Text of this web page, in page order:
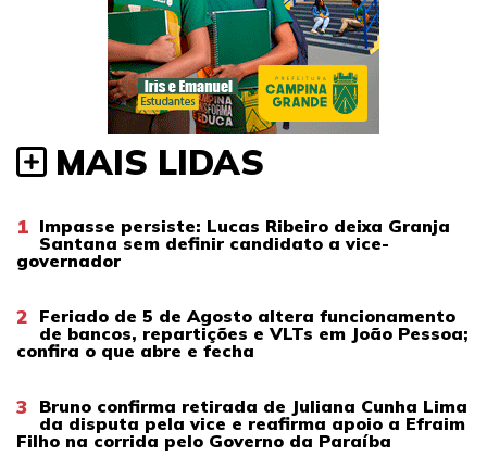
MAIS LIDAS
1 Impasse persiste: Lucas Ribeiro deixa Granja
Santana sem definir candidato a vice-
governador
2 Feriado de 5 de Agosto altera funcionamento
de bancos, repartições e VLTs em João Pessoa;
confira o que abre e fecha
3 Bruno confirma retirada de Juliana Cunha Lima
da disputa pela vice e reafirma apoio a Efraim
Filho na corrida pelo Governo da Paraíba